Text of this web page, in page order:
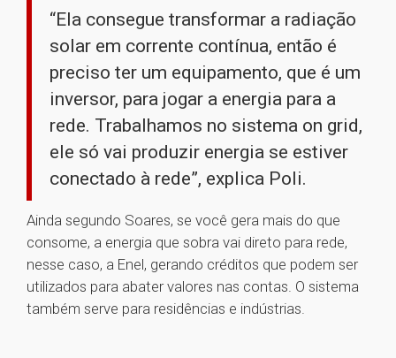
“Ela consegue transformar a radiação
solar em corrente contínua, então é
preciso ter um equipamento, que é um
inversor, para jogar a energia para a
rede. Trabalhamos no sistema on grid,
ele só vai produzir energia se estiver
conectado à rede”, explica Poli.
Ainda segundo Soares, se você gera mais do que
consome, a energia que sobra vai direto para rede,
nesse caso, a Enel, gerando créditos que podem ser
utilizados para abater valores nas contas. O sistema
também serve para residências e indústrias.